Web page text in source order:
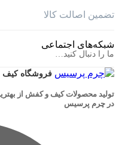
کالا
اجتماعی
کنید…
فروشگاه کیف و کفش
کیف و کفش از بهترین متریال